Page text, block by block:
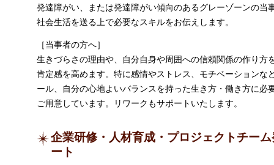
発達障がい、または発達障がい傾向のあるグレーゾーンの当
社会生活を送る上で必要なスキルをお伝えします。
［当事者の方へ］
生きづらさの理由や、自分自身や周囲への信頼関係の作り方
肯定感を高めます。特に感情やストレス、モチベーションな
ール、自分の心地よいバランスを持った生き方・働き方に必
ご用意しています。リワークもサポートいたします。
企業研修・人材育成・プロジェクトチー
ート